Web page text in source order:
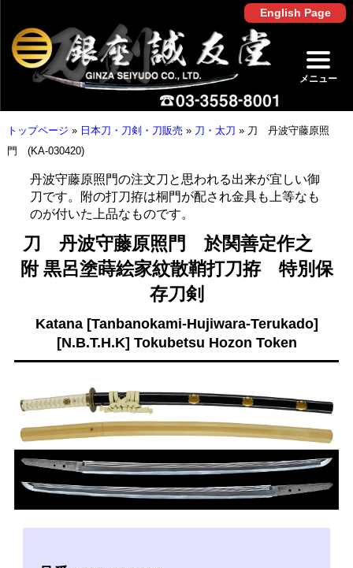
English Page
メニュー
トップページ » 日本刀・刀剣・刀販売 » 刀・太刀 » 刀 丹波守藤原照
門 (KA-030420)
丹波守藤原照門の注文刀と思われる出来が宜しい御
刀です。附の打刀拵は桐門が配され金具も上等なも
のが付いた上品なものです。
刀 丹波守藤原照門 於関善定作之
附 黒呂塗蒔絵家紋散鞘打刀拵 特別保
存刀剣
Katana [Tanbanokami-Hujiwara-Terukado]
[N.B.T.H.K] Tokubetsu Hozon Token